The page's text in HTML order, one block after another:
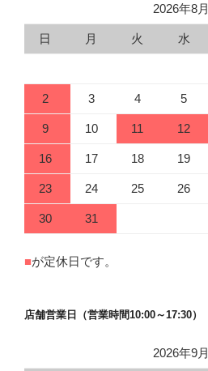
2026年8月
日 月 火 水
2 3 4 5
9 10 11 12
16 17 18 19
23 24 25 26
30 31
■が定休日です。
店舗営業日（営業時間10:00～17:30）
2026年9月